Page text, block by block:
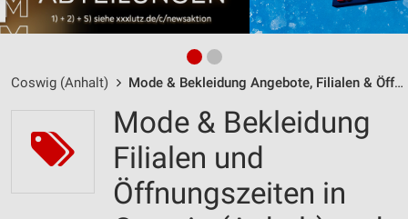
Coswig (Anhalt) Mode & Bekleidung Angebote, Filialen & Öffnungszeiten
Mode & Bekleidung
Filialen und
Öffnungszeiten in